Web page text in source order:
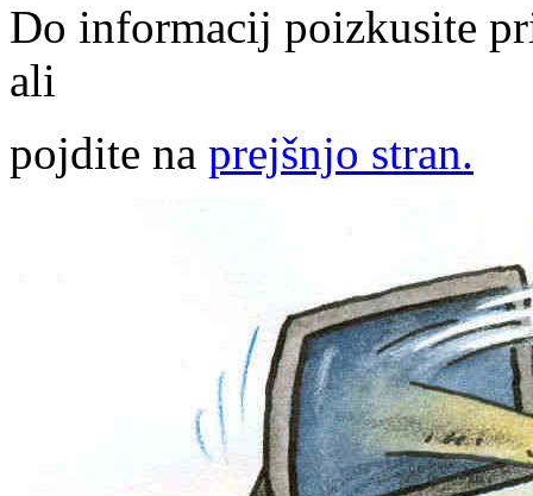
Do informacij poizkusite
ali
pojdite na prejšnjo stran.